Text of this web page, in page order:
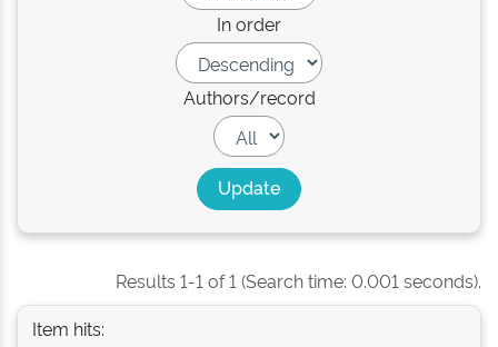
In order
Authors/record
Results 1-1 of 1 (Search time: 0.001 seconds).
Item hits: